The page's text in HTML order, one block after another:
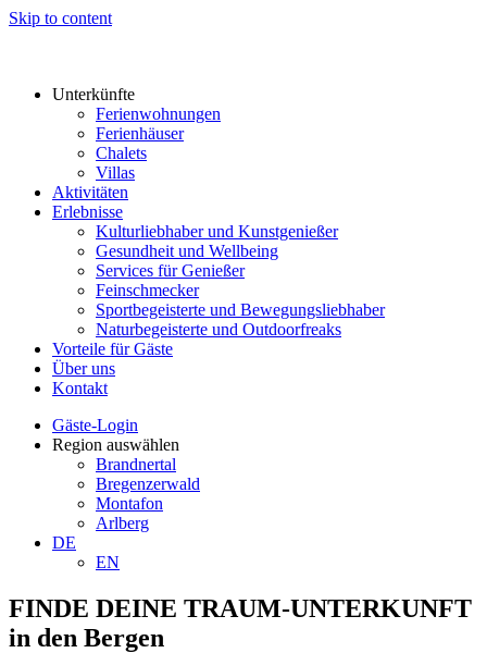
Skip to content
Unterkünfte
Ferienwohnungen
Ferienhäuser
Chalets
Villas
Aktivitäten
Erlebnisse
Kulturliebhaber und Kunstgenießer
Gesundheit und Wellbeing
Services für Genießer
Feinschmecker
Sportbegeisterte und Bewegungsliebhaber
Naturbegeisterte und Outdoorfreaks
Vorteile für Gäste
Über uns
Kontakt
Gäste-Login
Region auswählen
Brandnertal
Bregenzerwald
Montafon
Arlberg
DE
EN
FINDE DEINE TRAUM-UNTERKUNFT
in den Bergen